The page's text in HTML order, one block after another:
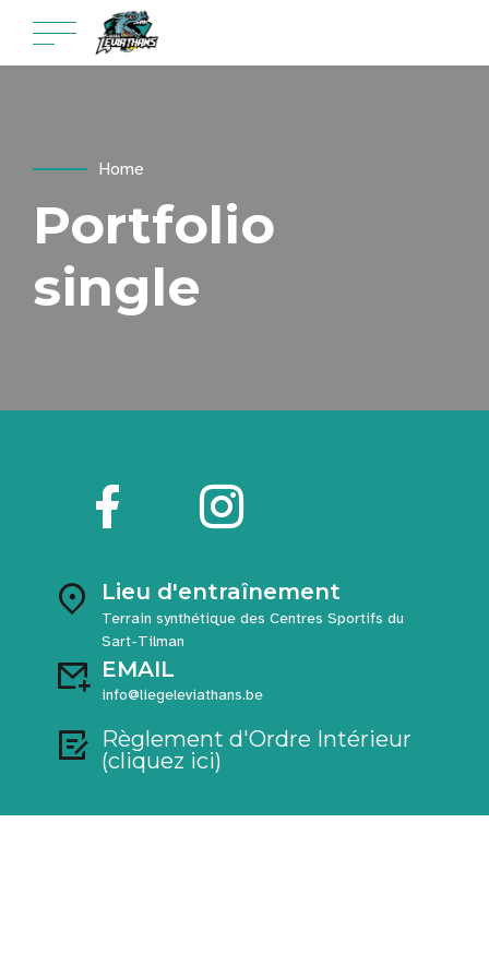
Home
Portfolio
single
Lieu d'entraînement
Terrain synthétique des Centres Sportifs du
Sart-Tilman
EMAIL
info@liegeleviathans.be
Règlement d'Ordre Intérieur
(cliquez ici)